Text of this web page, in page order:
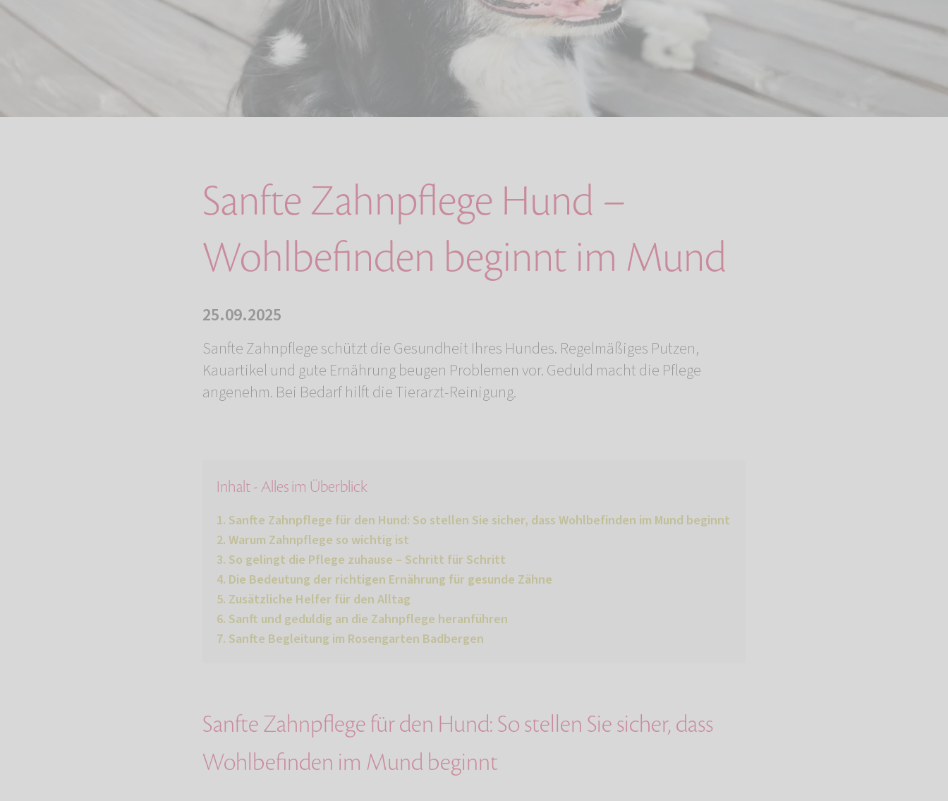
Sanfte Zahnpflege Hund –
Wohlbefinden beginnt im Mund
25.09.2025
Sanfte Zahnpflege schützt die Gesundheit Ihres Hundes. Regelmäßiges Putzen,
Kauartikel und gute Ernährung beugen Problemen vor. Geduld macht die Pflege
angenehm. Bei Bedarf hilft die Tierarzt-Reinigung.
Inhalt - Alles im Überblick
Sanfte Zahnpflege für den Hund: So stellen Sie sicher, dass Wohlbefinden im Mund beginnt
Warum Zahnpflege so wichtig ist
So gelingt die Pflege zuhause – Schritt für Schritt
Die Bedeutung der richtigen Ernährung für gesunde Zähne
Zusätzliche Helfer für den Alltag
Sanft und geduldig an die Zahnpflege heranführen
Sanfte Begleitung im Rosengarten Badbergen
Sanfte Zahnpflege für den Hund: So stellen Sie sicher, dass
Wohlbefinden im Mund beginnt